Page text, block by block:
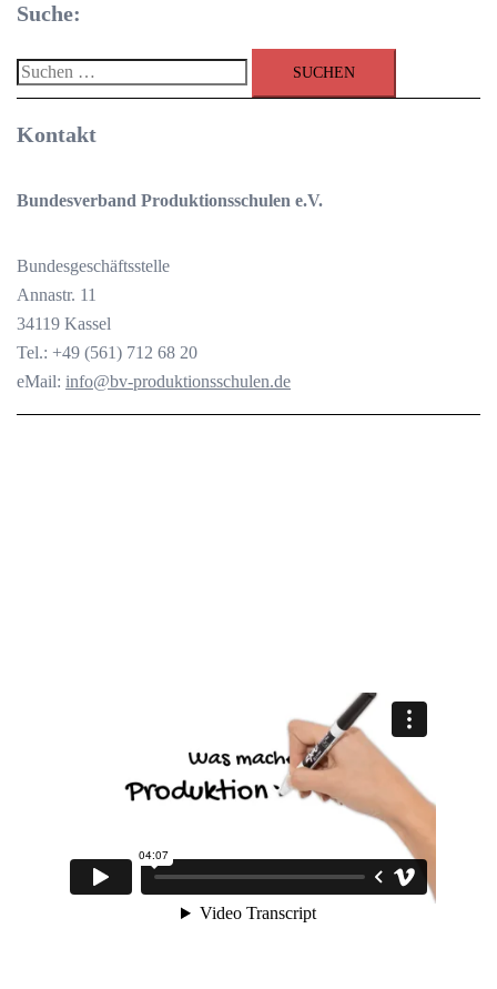
Suche:
Suchen
nach:
Kontakt
Bundesverband Produktionsschulen e.V.
Bundesgeschäftsstelle
Annastr. 11
34119 Kassel
Tel.: +49 (561) 712 68 20
eMail: info@bv-produktionsschulen.de